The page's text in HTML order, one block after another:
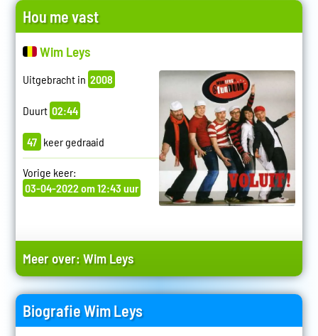
Hou me vast
Wim Leys
Uitgebracht in 2008
Duurt 02:44
47 keer gedraaid
Vorige keer:
03-04-2022 om 12:43 uur
Meer over:Wim Leys
Biografie Wim Leys